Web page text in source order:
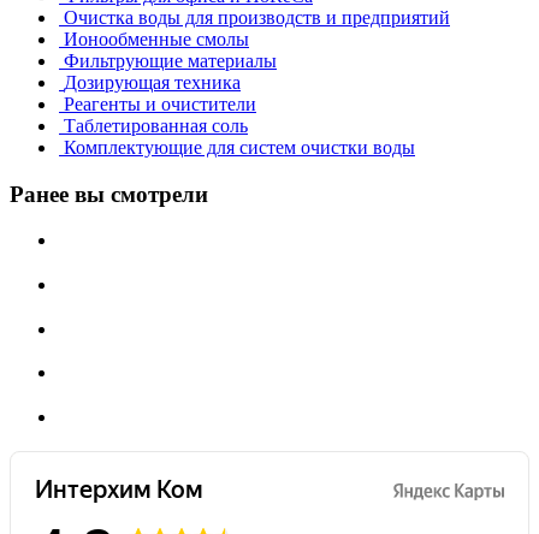
Очистка воды для производств и предприятий
Ионообменные смолы
Фильтрующие материалы
Дозирующая техника
Реагенты и очистители
Таблетированная соль
Комплектующие для систем очистки воды
Ранее вы смотрели